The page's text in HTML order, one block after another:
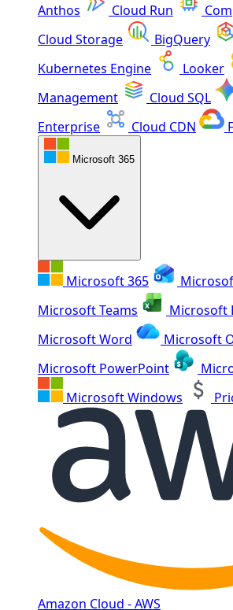
Anthos
Cloud Run
Cloud Storage
BigQuery
Kubernetes Engine
Looker
Management
Cloud SQL
Enterprise
Cloud CDN
Microsoft 365
Microsoft 365
Microsoft Teams
Microsoft
Microsoft Word
Microsoft
Microsoft PowerPoint
Microsoft Windows
Amazon Cloud - AWS